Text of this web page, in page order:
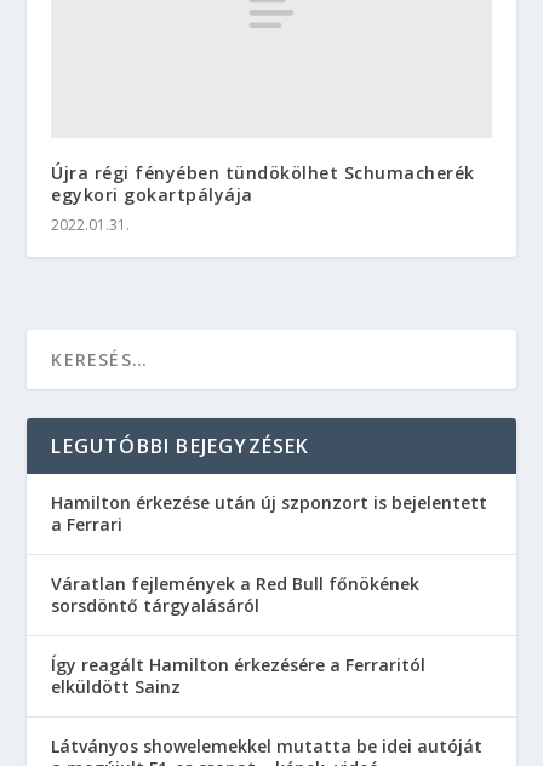
Újra régi fényében tündökölhet Schumacherék
egykori gokartpályája
2022.01.31.
LEGUTÓBBI BEJEGYZÉSEK
Hamilton érkezése után új szponzort is bejelentett
a Ferrari
Váratlan fejlemények a Red Bull főnökének
sorsdöntő tárgyalásáról
Így reagált Hamilton érkezésére a Ferraritól
elküldött Sainz
Látványos showelemekkel mutatta be idei autóját